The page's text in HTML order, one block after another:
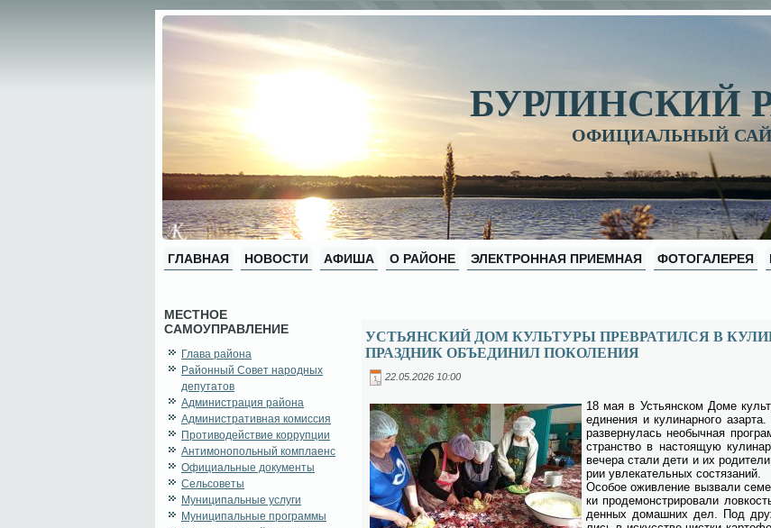
БУРЛИНСКИЙ
ОФИЦИАЛЬНЫЙ
ГЛАВНАЯ НОВОСТИ АФИША О РАЙОНЕ ЭЛЕКТРОННАЯ ПРИЕМНАЯ ФОТОГАЛЕРЕЯ
МЕСТНОЕ
САМОУПРАВЛЕНИЕ
Глава района
Районный Совет народных
депутатов
Администрация района
Административная комиссия
Противодействие коррупции
Антимонопольный комплаенс
Официальные документы
Сельсоветы
Муниципальные услуги
Муниципальные программы
УСТЬЯНСКИЙ ДОМ КУЛЬТУРЫ ПРЕВРАТИЛСЯ В
ПРАЗДНИК ОБЪЕДИНИЛ ПОКОЛЕНИЯ
22.05.2026 10:00
18 мая в Устьян­ском До­ме
еди­не­ния и ку­ли­нар­но­го
раз­вер­ну­лась не­обыч­ная
стран­ство в на­сто­я­щую
ве­че­ра ста­ли де­ти и их
рии увле­ка­тель­ных со­стя­за­ний.
Осо­бое ожив­ле­ние вы­зва­ли
ки про­де­мон­стри­ро­ва­ли
ден­ных до­маш­них дел. Под